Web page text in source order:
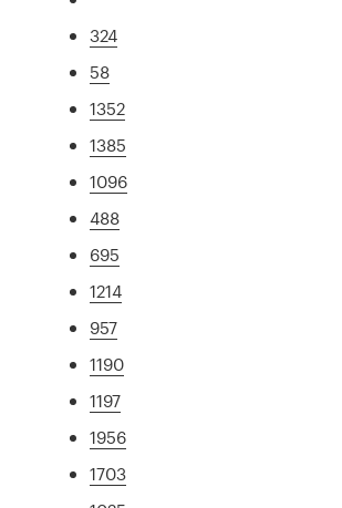
324
58
1352
1385
1096
488
695
1214
957
1190
1197
1956
1703